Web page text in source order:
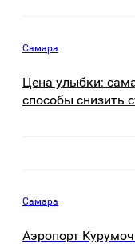
Самара
Цена улыбки:
способы снизить
Самара
Аэропорт